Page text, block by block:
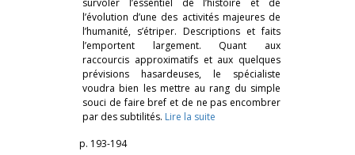
survoler l’essentiel de l’histoire et de
l’évolution d’une des activités majeures de
l’humanité, s’étriper. Descriptions et faits
l’emportent largement. Quant aux
raccourcis approximatifs et aux quelques
prévisions hasardeuses, le spécialiste
voudra bien les mettre au rang du simple
souci de faire bref et de ne pas encombrer
par des subtilités. Lire la suite
p. 193-194